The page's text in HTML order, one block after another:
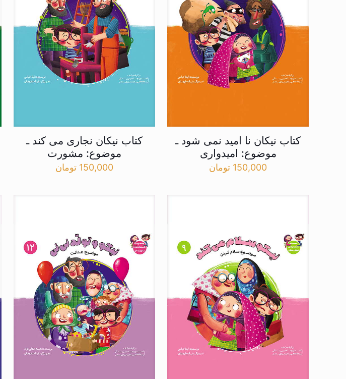
کتاب نیکان نا امید نمی شود ـ
موضوع: امیدواری
150,000 تومان
کتاب نیکان نجاری می کند ـ
موضوع: مشورت
150,000 تومان